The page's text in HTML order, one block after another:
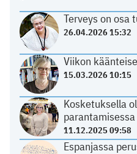
Terveys on osa
26.04.2026 15:32
Viikon
15.03.2026 10:15
Kosketuksella
parantamisessa
11.12.2025 09:58
Espanjassa